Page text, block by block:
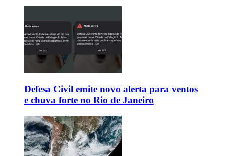
Defesa Civil emite novo alerta para ventos
e chuva forte no Rio de Janeiro